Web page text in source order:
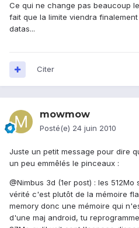
Ce qui ne change pas beaucoup
fait que la limite viendra
datas...
Citer
mowmow
Posté(e) 24 juin 2010
Juste un petit message pour dire
un peu emmêlés le pinceaux :
@Nimbus 3d (1er post) : les
vérité c'est plutôt de la mémoire
memory donc une mémoire qui
d'une maj android, tu